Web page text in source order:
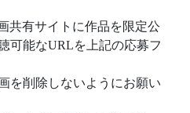
共有サイトに作品を限定公
可能なURLを上記の応募フ
を削除しないようにお願い